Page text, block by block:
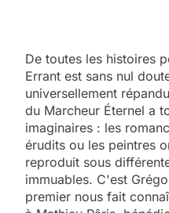
De toutes les histoires
Errant est sans nul
universellement
du Marcheur Éternel a
imaginaires : les
érudits ou les peintres
reproduit sous
immuables. C'est
premier nous fait